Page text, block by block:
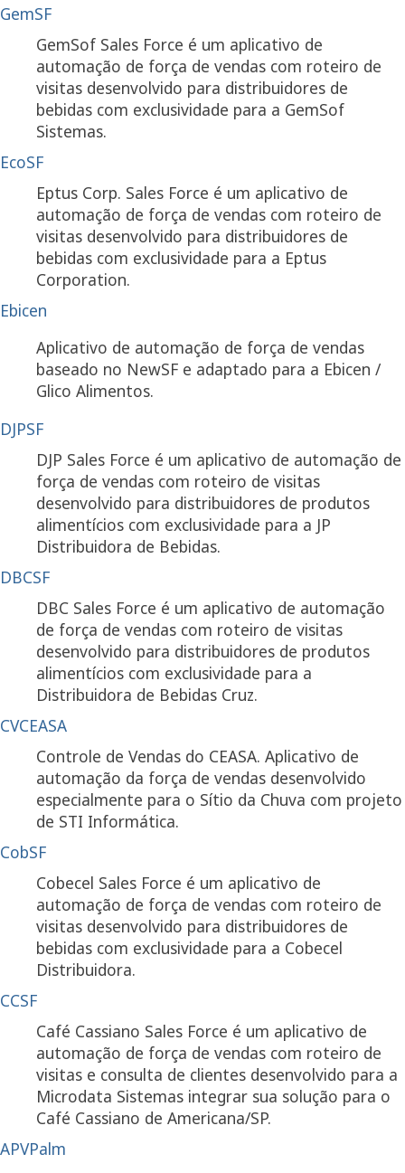
GemSF
GemSof Sales Force é um aplicativo de
automação de força de vendas com roteiro de
visitas desenvolvido para distribuidores de
bebidas com exclusividade para a GemSof
Sistemas.
EcoSF
Eptus Corp. Sales Force é um aplicativo de
automação de força de vendas com roteiro de
visitas desenvolvido para distribuidores de
bebidas com exclusividade para a Eptus
Corporation.
Ebicen
Aplicativo de automação de força de vendas
baseado no NewSF e adaptado para a Ebicen /
Glico Alimentos.
DJPSF
DJP Sales Force é um aplicativo de automação de
força de vendas com roteiro de visitas
desenvolvido para distribuidores de produtos
alimentícios com exclusividade para a JP
Distribuidora de Bebidas.
DBCSF
DBC Sales Force é um aplicativo de automação
de força de vendas com roteiro de visitas
desenvolvido para distribuidores de produtos
alimentícios com exclusividade para a
Distribuidora de Bebidas Cruz.
CVCEASA
Controle de Vendas do CEASA. Aplicativo de
automação da força de vendas desenvolvido
especialmente para o Sítio da Chuva com projeto
de STI Informática.
CobSF
Cobecel Sales Force é um aplicativo de
automação de força de vendas com roteiro de
visitas desenvolvido para distribuidores de
bebidas com exclusividade para a Cobecel
Distribuidora.
CCSF
Café Cassiano Sales Force é um aplicativo de
automação de força de vendas com roteiro de
visitas e consulta de clientes desenvolvido para a
Microdata Sistemas integrar sua solução para o
Café Cassiano de Americana/SP.
APVPalm